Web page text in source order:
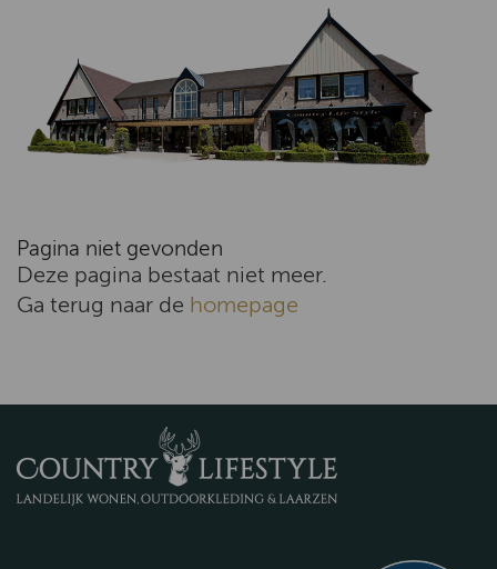
Pagina niet gevonden
Deze pagina bestaat niet meer.
Ga terug naar de homepage